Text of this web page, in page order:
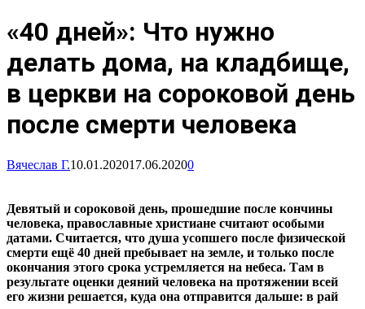
«40 дней»: Что нужно
делать дома, на кладбище,
в церкви на сороковой день
после смерти человека
Вячеслав Г.10.01.202017.06.20200
Девятый и сороковой день, прошедшие после кончины
человека, православные христиане считают особыми
датами. Считается, что душа усопшего после физической
смерти ещё 40 дней пребывает на земле, и только после
окончания этого срока устремляется на небеса. Там в
результате оценки деяний человека на протяжении всей
его жизни решается, куда она отправится дальше: в рай